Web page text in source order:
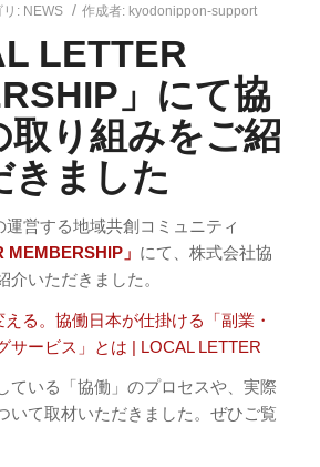
リ: NEWS / 作成者: kyodonippon-support
LETTER
」にて協
取り組みをご紹
きました
営する地域共創コミュニティ
MEMBERSHIP」 にて、株式会社協
いただきました。
える。協働日本が仕掛ける「副業・
サービス」とは | LOCAL LETTER
ている「協働」のプロセスや、実際
いて取材いただきました。ぜひご覧